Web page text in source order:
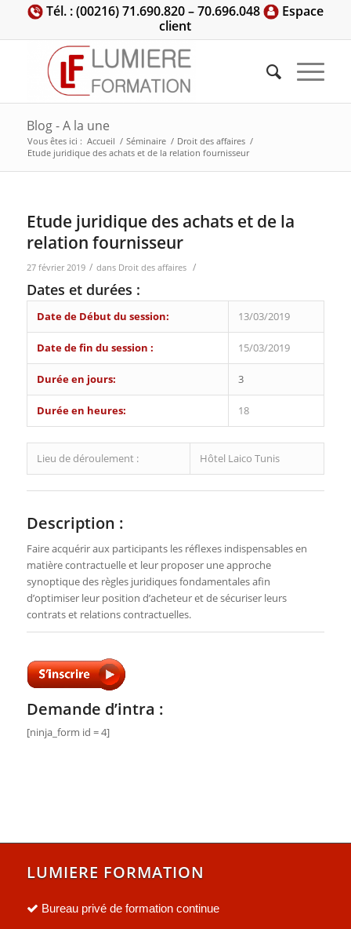
Tél. : (00216) 71.690.820 – 70.696.048
Espace
client
Blog - A la une
Vous êtes ici : Accueil / Séminaire / Droit des affaires /
Etude juridique des achats et de la relation fournisseur
Etude juridique des achats et de la
relation fournisseur
27 février 2019 / dans Droit des affaires /
Dates et durées :
Date de Début du session: 13/03/2019
Date de fin du session : 15/03/2019
Durée en jours: 3
Durée en heures: 18
Lieu de déroulement : Hôtel Laico Tunis
Description :
Faire acquérir aux participants les réflexes indispensables en
matière contractuelle et leur proposer une approche
synoptique des règles juridiques fondamentales afin
d’optimiser leur position d’acheteur et de sécuriser leurs
contrats et relations contractuelles.
Demande d’intra :
[ninja_form id = 4]
LUMIERE FORMATION
Bureau privé de formation continue